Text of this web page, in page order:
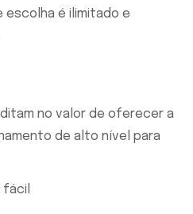
escolha é ilimitado e
no valor de oferecer a
de alto nível para